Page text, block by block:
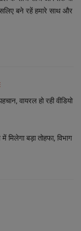
बने रहें हमारे साथ और
वायरल हो रही वीडियो
बड़ा तोहफा, विभाग